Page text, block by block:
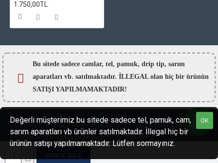
1.750,00TL
Bu sitede sadece camlar, tel, pamuk, drip tip, sarım
aparatları vb. satılmaktadır. İLLEGAL olan hiç bir ürünün
SATIŞI YAPILMAMAKTADIR!
Copyright © 2022 - esigaracam.com | Tüm hakları saklıdır.
Fiyatlarımızın hepsinde %20 KDV dahildir.
OK
Değerli müşterimiz bu sitede sadece tel, pamuk, cam,
sarım aparatları vb ürünler satılmaktadır. İllegal hiç bir
ürünün satışı yapılmamaktadır. Lütfen sormayınız.